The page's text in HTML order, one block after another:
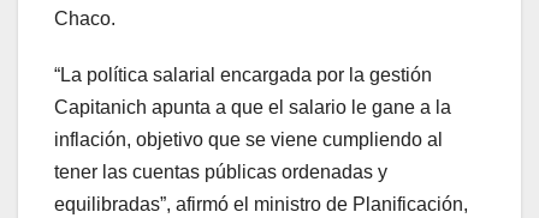
Chaco.
“La política salarial encargada por la gestión
Capitanich apunta a que el salario le gane a la
inflación, objetivo que se viene cumpliendo al
tener las cuentas públicas ordenadas y
equilibradas”, afirmó el ministro de Planificación,